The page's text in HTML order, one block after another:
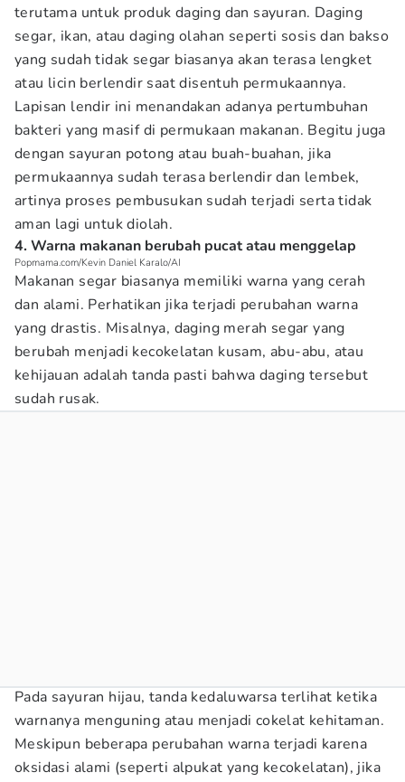
terutama untuk produk daging dan sayuran. Daging
segar, ikan, atau daging olahan seperti sosis dan bakso
yang sudah tidak segar biasanya akan terasa lengket
atau licin berlendir saat disentuh permukaannya.
Lapisan lendir ini menandakan adanya pertumbuhan
bakteri yang masif di permukaan makanan. Begitu juga
dengan sayuran potong atau buah-buahan, jika
permukaannya sudah terasa berlendir dan lembek,
artinya proses pembusukan sudah terjadi serta tidak
aman lagi untuk diolah.
4. Warna makanan berubah pucat atau menggelap
Popmama.com/Kevin Daniel Karalo/AI
Makanan segar biasanya memiliki warna yang cerah
dan alami. Perhatikan jika terjadi perubahan warna
yang drastis. Misalnya, daging merah segar yang
berubah menjadi kecokelatan kusam, abu-abu, atau
kehijauan adalah tanda pasti bahwa daging tersebut
sudah rusak.
Pada sayuran hijau, tanda kedaluwarsa terlihat ketika
warnanya menguning atau menjadi cokelat kehitaman.
Meskipun beberapa perubahan warna terjadi karena
oksidasi alami (seperti alpukat yang kecokelatan), jika